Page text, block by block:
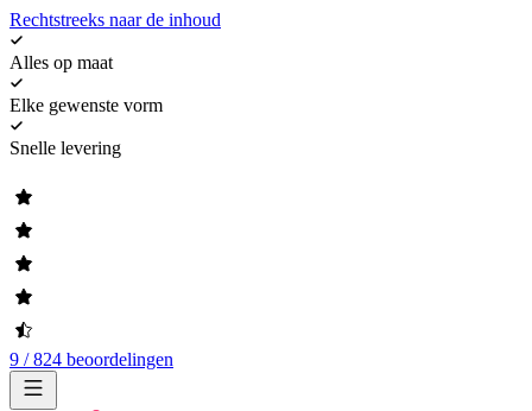
Rechtstreeks naar de inhoud
Alles op maat
Elke gewenste vorm
Snelle levering
9 / 824 beoordelingen